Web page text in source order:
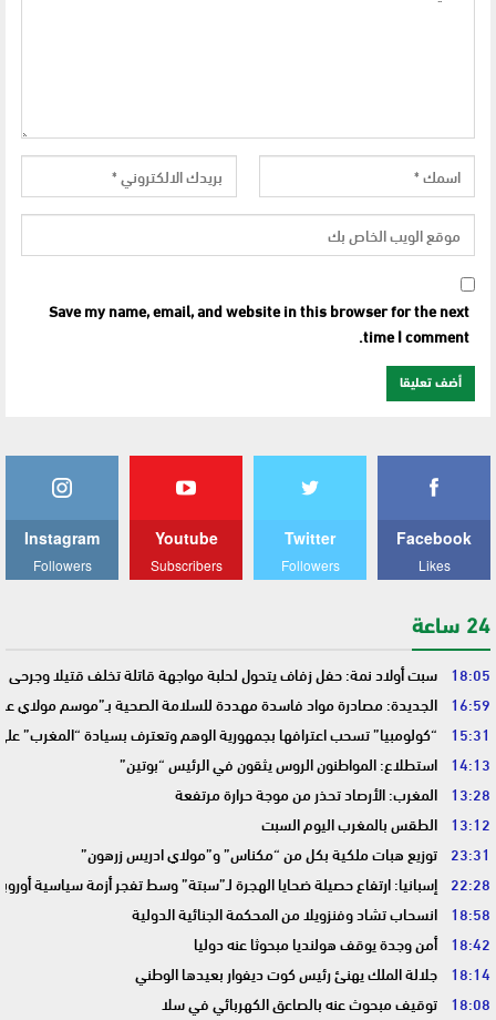
Save my name, email, and website in this browser for the next
time I comment.
Facebook
Likes
Twitter
Followers
Youtube
Subscribers
Instagram
Followers
24 ساعة
18:05 سبت أولاد نمة: حفل زفاف يتحول لحلبة مواجهة قاتلة تخلف قتيلا وجرحى
16:59 الجديدة: مصادرة مواد فاسدة مهددة للسلامة الصحية بـ”موسم مولاي
15:31 “كولومبيا” تسحب اعترافها بجمهورية الوهم وتعترف بسيادة “المغرب”
14:13 استطلاع: المواطنون الروس يثقون في الرئيس “بوتين”
13:28 المغرب: الأرصاد تحذر من موجة حرارة مرتفعة
13:12 الطقس بالمغرب اليوم السبت
23:31 توزيع هبات ملكية بكل من “مكناس” و”مولاي ادريس زرهون”
22:28 إسبانيا: ارتفاع حصيلة ضحايا الهجرة لـ”سبتة” وسط تفجر أزمة سياسية
18:58 انسحاب تشاد وفنزويلا من المحكمة الجنائية الدولية
18:42 أمن وجدة يوقف هولنديا مبحوثا عنه دوليا
18:14 جلالة الملك يهنئ رئيس كوت ديفوار بعيدها الوطني
18:08 توقيف مبحوث عنه بالصاعق الكهربائي في سلا